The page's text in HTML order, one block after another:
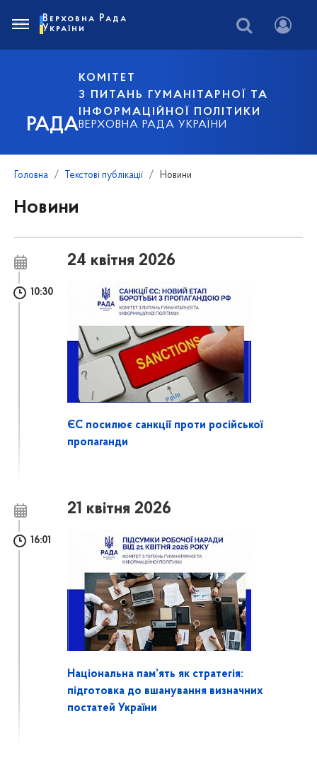
РАДА
КОМІТЕТ
З ПИТАНЬ ГУМАНІТАРНОЇ ТА
ІНФОРМАЦІЙНОЇ ПОЛІТИКИ
ВЕРХОВНА РАДА УКРАЇНИ
Верховна Рада
України
Головна Текстові публікації Новини
Новини
24 квітня 2026
10:30
ЄС посилює санкції проти російської
пропаганди
21 квітня 2026
16:01
Національна пам’ять як стратегія:
підготовка до вшанування визначних
постатей України